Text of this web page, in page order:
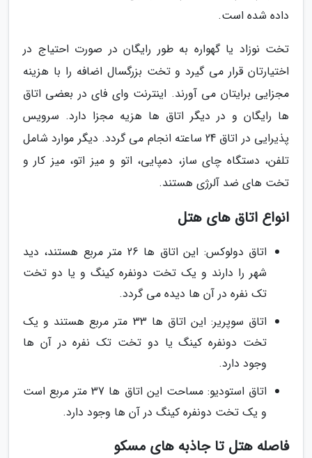
داده شده است.
تخت نوزاد یا گهواره به طور رایگان در صورت احتیاج در
اختیارتان قرار می گیرد و تخت بزرگسال اضافه را با هزینه
مجزایی برایتان می آورند. اینترنت وای فای در بعضی اتاق
ها رایگان و در دیگر اتاق ها هزیه مجزا دارد. سرویس
پذیرایی در اتاق 24 ساعته انجام می گردد. دیگر موارد شامل
تلفن، دستگاه چای ساز، دمپایی، اتو و میز اتو، میز کار و
تخت های ضد آلرژی هستند.
انواع اتاق های هتل
اتاق دولوکس: این اتاق ها 26 متر مربع هستند، دید
شهر را دارند و یک تخت دونفره کینگ و یا دو تخت
تک نفره در آن ها دیده می گردد.
اتاق سوپریر: این اتاق ها 33 متر مربع هستند و یک
تخت دونفره کینگ یا دو تخت تک نفره در آن ها
وجود دارد.
اتاق استودیو: مساحت این اتاق ها 37 متر مربع است
و یک تخت دونفره کینگ در آن ها وجود دارد.
فاصله هتل تا جاذبه های مسکو